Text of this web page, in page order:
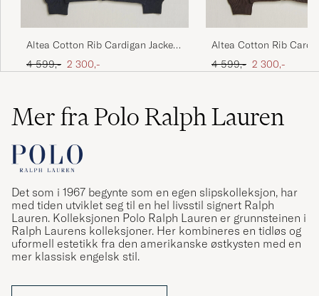
Altea Cotton Rib Cardigan Jacket
Navy
Ordinær pris
4 599,- Nedsatt pris
2 300,-
Altea Cotton Rib
Dark Brown
Ordinær pris
4 599,- Nedsatt pris
2 300,-
Mer fra Polo Ralph Lauren
Det som i 1967 begynte som en egen slipskolleksjon, har
med tiden utviklet seg til en hel livsstil signert Ralph
Lauren. Kolleksjonen Polo Ralph Lauren er grunnsteinen i
Ralph Laurens kolleksjoner. Her kombineres en tidløs og
uformell estetikk fra den amerikanske østkysten med en
mer klassisk engelsk stil.